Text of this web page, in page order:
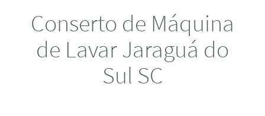
Conserto de Máquina
de Lavar Jaraguá do
Sul SC